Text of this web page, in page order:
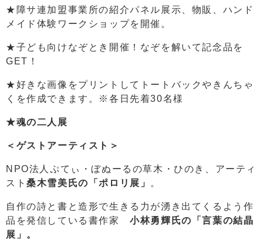
★障サ連加盟事業所の紹介パネル展示、物販、ハンド
メイド体験ワークショップを開催。
★子ども向けなぞとき開催！なぞを解いて記念品を
GET！
★好きな画像をプリントしてトートバックやきんちゃ
くを作成できます。※各日先着30名様
★魂の二人展
＜ゲストアーティスト＞
NPO法人ぷてぃ・ぼぬーるの草木・ひのき、アーティ
スト桑木雪美氏の「ポロリ展」 。
自作の詩と書と造形で生きる力が湧き出てくるよう作
品を発信している書作家小林勇輝氏の「言葉の結晶
展」。